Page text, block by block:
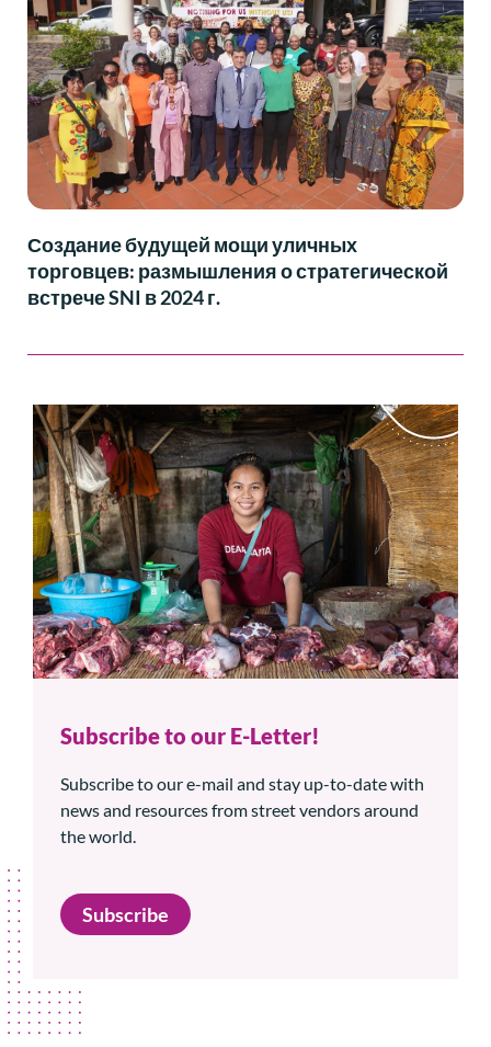
Создание будущей мощи уличных
торговцев: размышления о стратегической
встрече SNI в 2024 г.
Subscribe to our E-Letter!
Subscribe to our e-mail and stay up-to-date with
news and resources from street vendors around
the world.
Subscribe